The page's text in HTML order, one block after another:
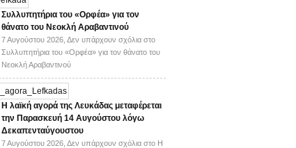
Συλλυπητήρια του «Ορφέα» για τον
θάνατο του Νεοκλή Αραβαντινού
7 Αυγούστου 2026, Δεν υπάρχουν σχόλια στο
Συλλυπητήρια του «Ορφέα» για τον θάνατο του
Νεοκλή Αραβαντινού
Η λαϊκή αγορά της Λευκάδας μεταφέρεται
την Παρασκευή 14 Αυγούστου λόγω
Δεκαπενταύγουστου
7 Αυγούστου 2026, Δεν υπάρχουν σχόλια στο Η